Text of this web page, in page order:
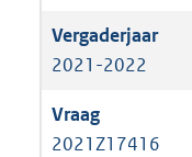
2021-2022
2021Z17416